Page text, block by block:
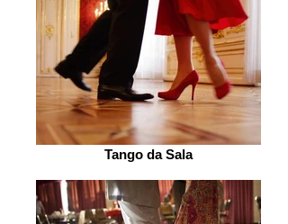
Tango da Sala